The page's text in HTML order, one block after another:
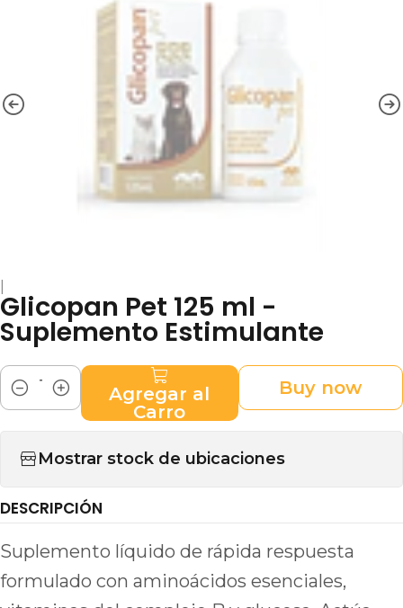
Glicopan Pet 125 ml -
Suplemento Estimulante
Cantidad
Agregar al
Carro
Buy now
Mostrar stock de ubicaciones
DESCRIPCIÓN
Suplemento líquido de rápida respuesta
formulado con aminoácidos esenciales,